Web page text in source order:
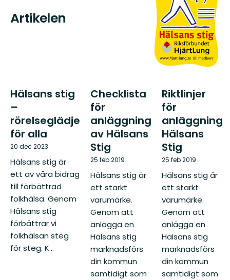
Artikelen
Hälsans stig
–
rörelseglädje
för alla
20 dec 2023
Hälsans stig är
ett av våra bidrag
till förbättrad
folkhälsa. Genom
Hälsans stig
förbättrar vi
folkhälsan steg
för steg. K...
Checklista
för
anläggning
av Hälsans
Stig
25 feb 2019
Hälsans stig är
ett starkt
varumärke.
Genom att
anlägga en
Hälsans stig
marknadsförs
din kommun
samtidigt som
Riktlinjer
för
anläggning
Hälsans
Stig
25 feb 2019
Hälsans stig är
ett starkt
varumärke.
Genom att
anlägga en
Hälsans stig
marknadsförs
din kommun
samtidigt som